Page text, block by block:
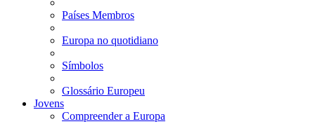
Países Membros
Europa no quotidiano
Símbolos
Glossário Europeu
Jovens
Compreender a Europa